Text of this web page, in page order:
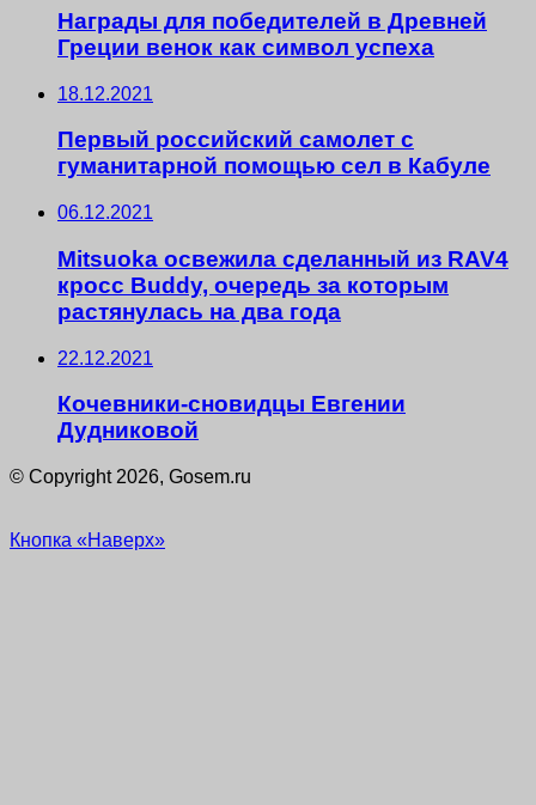
Награды для победителей в Древней
Греции венок как символ успеха
18.12.2021
Первый российский самолет с
гуманитарной помощью сел в Кабуле
06.12.2021
Mitsuoka освежила сделанный из RAV4
кросс Buddy, очередь за которым
растянулась на два года
22.12.2021
Кочевники-сновидцы Евгении
Дудниковой
© Copyright 2026, Gosem.ru
Кнопка «Наверх»